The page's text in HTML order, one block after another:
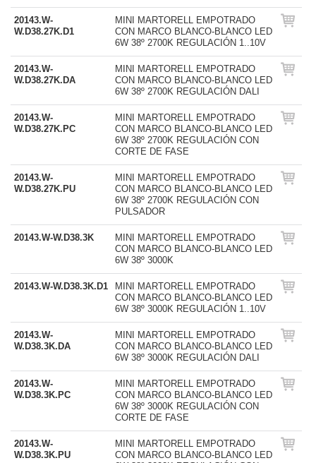
20143.W-
W.D38.27K.D1
MINI MARTORELL EMPOTRADO
CON MARCO BLANCO-BLANCO LED
6W 38º 2700K REGULACIÓN 1..10V
20143.W-
W.D38.27K.DA
MINI MARTORELL EMPOTRADO
CON MARCO BLANCO-BLANCO LED
6W 38º 2700K REGULACIÓN DALI
20143.W-
W.D38.27K.PC
MINI MARTORELL EMPOTRADO
CON MARCO BLANCO-BLANCO LED
6W 38º 2700K REGULACIÓN CON
CORTE DE FASE
20143.W-
W.D38.27K.PU
MINI MARTORELL EMPOTRADO
CON MARCO BLANCO-BLANCO LED
6W 38º 2700K REGULACIÓN CON
PULSADOR
20143.W-W.D38.3K
MINI MARTORELL EMPOTRADO
CON MARCO BLANCO-BLANCO LED
6W 38º 3000K
20143.W-W.D38.3K.D1
MINI MARTORELL EMPOTRADO
CON MARCO BLANCO-BLANCO LED
6W 38º 3000K REGULACIÓN 1..10V
20143.W-
W.D38.3K.DA
MINI MARTORELL EMPOTRADO
CON MARCO BLANCO-BLANCO LED
6W 38º 3000K REGULACIÓN DALI
20143.W-
W.D38.3K.PC
MINI MARTORELL EMPOTRADO
CON MARCO BLANCO-BLANCO LED
6W 38º 3000K REGULACIÓN CON
CORTE DE FASE
20143.W-
W.D38.3K.PU
MINI MARTORELL EMPOTRADO
CON MARCO BLANCO-BLANCO LED